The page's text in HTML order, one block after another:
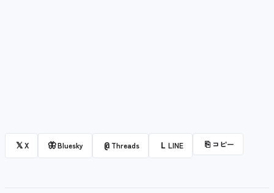
𝕏X 🦋Bluesky @ Threads L LINE ⎘ コピー